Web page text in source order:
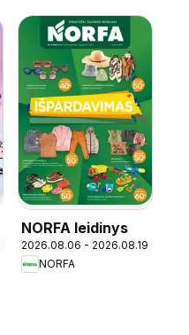
NORFA leidinys
2026.08.06 - 2026.08.19
NORFA